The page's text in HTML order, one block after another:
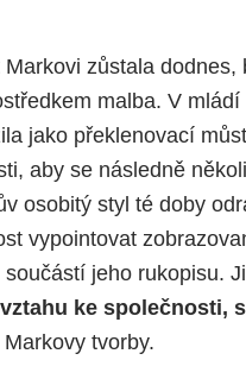
zůstala
malba. V
jako překlenovací
aby se následně
osobitý styl té doby
vypointovat
jeho rukopisu.
ke společnosti,
tvorby.